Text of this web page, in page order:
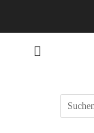
Suche
nach: